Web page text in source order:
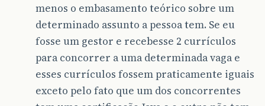
menos o embasamento teórico sobre um
determinado assunto a pessoa tem. Se eu
fosse um gestor e recebesse 2 currículos
para concorrer a uma determinada vaga e
esses currículos fossem praticamente iguais
exceto pelo fato que um dos concorrentes